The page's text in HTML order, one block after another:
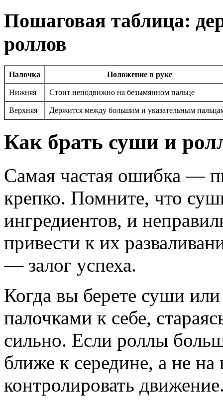
Пошаговая таблица:
роллов
Палочка Положение в руке
Нижняя Стоит неподвижно на безымянном пальце
Верхняя Держится между большим и указательным
Как брать суши и
Самая частая ошибка —
крепко. Помните, что
ингредиентов, и
привести к их
— залог успеха.
Когда вы берете суши
палочками к себе,
сильно. Если роллы
ближе к середине, а не
контролировать